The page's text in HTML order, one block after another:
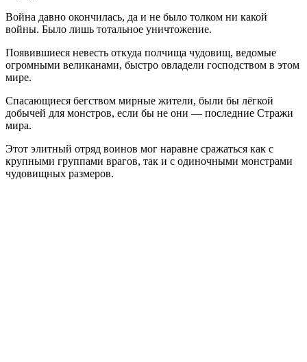
Война давно окончилась, да и не было толком ни какой
войны. Было лишь тотальное уничтожение.
Появившиеся невесть откуда полчища чудовищ, ведомые
огромными великанами, быстро овладели господством в этом
мире.
Спасающиеся бегством мирные жители, были бы лёгкой
добычей для монстров, если бы не они — последние Стражи
мира.
Этот элитный отряд воинов мог наравне сражаться как с
крупными группами врагов, так и с одиночными монстрами
чудовищных размеров.